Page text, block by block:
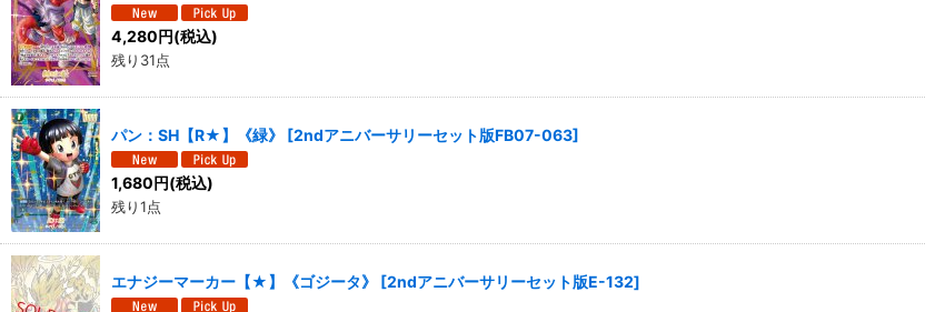
4,280円(税込)
残り31点
パン：SH【R★】《緑》 [2ndアニバーサリーセット版FB07-063]
1,680円(税込)
残り1点
エナジーマーカー【★】《ゴジータ》 [2ndアニバーサリーセット版E-132]